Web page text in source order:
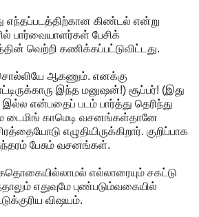
எந்தப்படத்திற்கான கிண்டல் என்று
பார்வையாளர்கள் பேசிக்
வெற்றி கணிக்கப்பட்டுவிட்டது.
ஆகணும். எனக்கு
இந்த மனுஷன்!) சூப்பர்! (இது
என்பதைப் படம் பார்த்து தெரிந்து
காமெடி வசனங்கள்தானே
எழுதியிருக்கிறார். குறிப்பாக
பேசும் வசனங்கள்.
எல்லாரையும் சகட்டு
எதுவுமே புண்படும்வகையில்
விஷயம்.